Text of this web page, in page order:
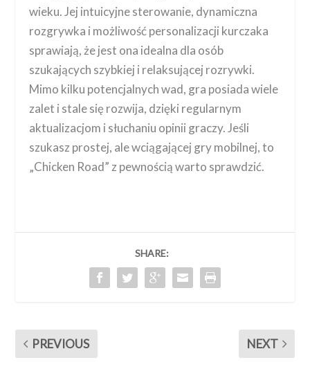
wieku. Jej intuicyjne sterowanie, dynamiczna
rozgrywka i możliwość personalizacji kurczaka
sprawiają, że jest ona idealna dla osób
szukających szybkiej i relaksującej rozrywki.
Mimo kilku potencjalnych wad, gra posiada wiele
zalet i stale się rozwija, dzięki regularnym
aktualizacjom i słuchaniu opinii graczy. Jeśli
szukasz prostej, ale wciągającej gry mobilnej, to
„Chicken Road” z pewnością warto sprawdzić.
SHARE:
PREVIOUS NEXT